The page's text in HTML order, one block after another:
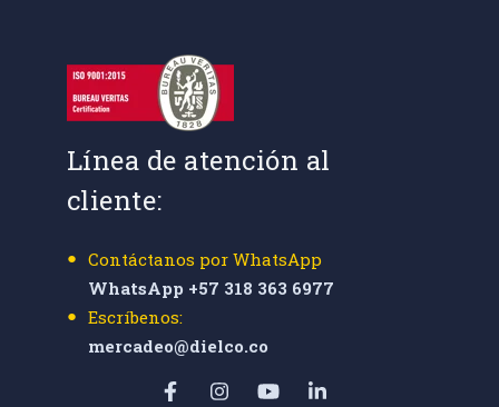
Línea de atención al
cliente:
Contáctanos por WhatsApp
WhatsApp +57 318 363 6977
Escríbenos:
mercadeo@dielco.co